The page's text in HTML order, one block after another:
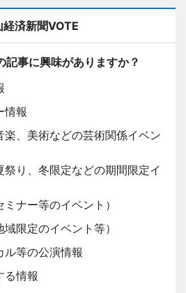
経済新聞VOTE
記事に興味がありますか？
情報
楽、美術などの芸術関係イベン
祭り、冬限定などの期間限定イ
ナー等のイベント）
限定のイベント等）
ル等の公演情報
る情報